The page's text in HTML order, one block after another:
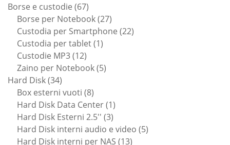
Borse e custodie 6767
prodotti
Borse per Notebook 2727
prodotti
Custodia per Smartphone 2222
Custodia per tablet 11
Custodie MP3 1212
prodotti
Zaino per Notebook 55
Hard Disk 3434
prodotti
Box esterni vuoti 88
prodotti
Hard Disk Data Center 11
prodotto
Hard Disk Esterni 2.5'' 33
prodotti
Hard Disk interni audio e video 55
Hard Disk interni per NAS 1313